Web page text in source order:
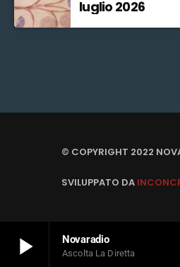
play_arrow Novaradio
Ascolta La Diretta
luglio 2026
© COPYRIGHT 2022
SVILUPPATO DA